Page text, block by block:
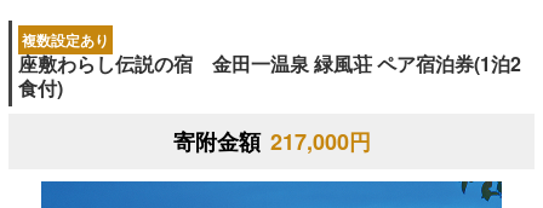
複数設定あり
座敷わらし伝説の宿 金田一温泉 緑風荘 ペア宿泊券(1泊2
食付)
寄附金額 217,000円